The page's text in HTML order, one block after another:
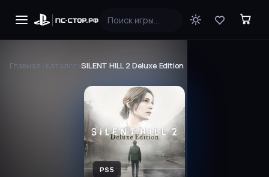
Главная ›Каталог›SILENT HILL 2 Deluxe Edition
PS5